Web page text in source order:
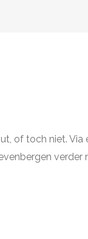
of toch niet.